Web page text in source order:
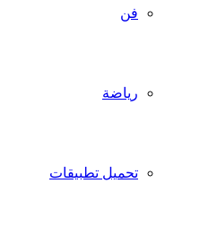
فن
رياضة
تحميل تطبيقات